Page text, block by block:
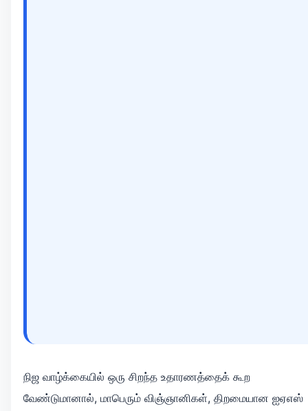
நிஜ வாழ்க்கையில் ஒரு சிறந்த உதாரணத்தைக் கூற
வேண்டுமானால், மாபெரும் விஞ்ஞானிகள், திறமையான ஐஏஎஸ்